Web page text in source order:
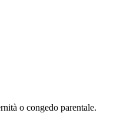
o congedo parentale.